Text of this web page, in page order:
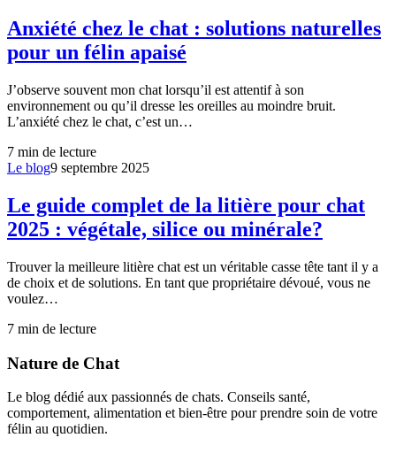
Anxiété chez le chat : solutions naturelles
pour un félin apaisé
J’observe souvent mon chat lorsqu’il est attentif à son
environnement ou qu’il dresse les oreilles au moindre bruit.
L’anxiété chez le chat, c’est un…
7 min de lecture
Le blog9 septembre 2025
Le guide complet de la litière pour chat
2025 : végétale, silice ou minérale?
Trouver la meilleure litière chat est un véritable casse tête tant il y a
de choix et de solutions. En tant que propriétaire dévoué, vous ne
voulez…
7 min de lecture
Nature de Chat
Le blog dédié aux passionnés de chats. Conseils santé,
comportement, alimentation et bien-être pour prendre soin de votre
félin au quotidien.